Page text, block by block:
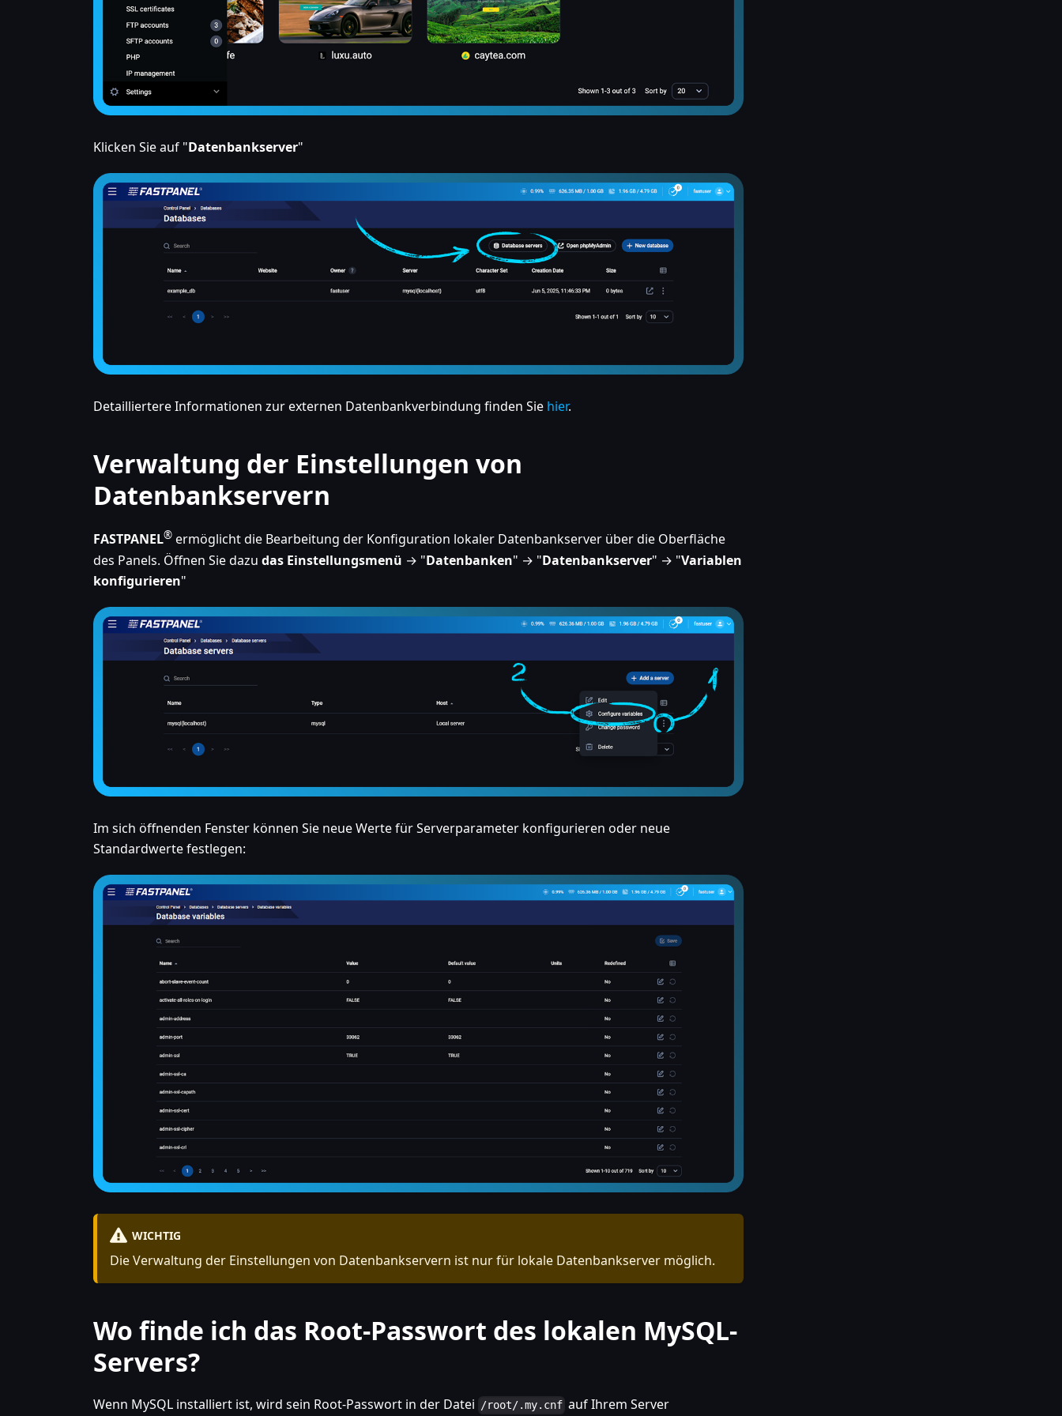
Klicken Sie auf "Datenbankserver"
Detailliertere Informationen zur externen Datenbankverbindung finden Sie hier.
Verwaltung der Einstellungen von
Datenbankservern
FASTPANEL® ermöglicht die Bearbeitung der Konfiguration lokaler Datenbankserver über die Oberfläche
des Panels. Öffnen Sie dazu das Einstellungsmenü → "Datenbanken" → "Datenbankserver" → "Variablen
konfigurieren"
Im sich öffnenden Fenster können Sie neue Werte für Serverparameter konfigurieren oder neue
Standardwerte festlegen:
WICHTIG
Die Verwaltung der Einstellungen von Datenbankservern ist nur für lokale Datenbankserver möglich.
Wo finde ich das Root-Passwort des lokalen MySQL-
Servers?
Wenn MySQL installiert ist, wird sein Root-Passwort in der Datei /root/.my.cnf auf Ihrem Server